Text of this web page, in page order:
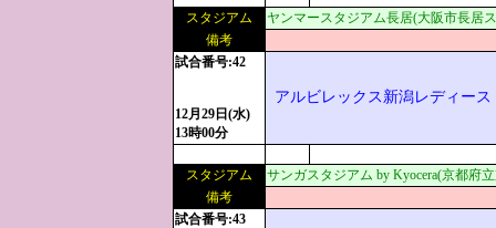
スタジアム
ヤンマースタジアム長居(大阪市長居
備考
試合番号:42
12月29日(水)
13時00分
アルビレックス新潟レディース
スタジアム
サンガスタジアム by Kyocera(京都府
備考
試合番号:43